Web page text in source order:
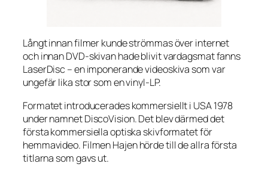
Långt innan filmer kunde strömmas över internet
och innan DVD-skivan hade blivit vardagsmat fanns
LaserDisc – en imponerande videoskiva som var
ungefär lika stor som en vinyl-LP.
Formatet introducerades kommersiellt i USA 1978
under namnet DiscoVision. Det blev därmed det
första kommersiella optiska skivformatet för
hemmavideo. FilmenHajenhörde till de allra första
titlarna som gavs ut.